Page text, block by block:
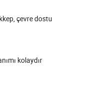
çevre dostu
kolaydır